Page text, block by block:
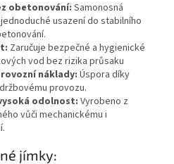
obetonování: Samonosná
usazení do stabilního
Zaručuje bezpečné a hygienické
vod bez rizika průsaku
náklady: Úspora díky
provozu.
odolnost: Vyrobeno z
vůči mechanickému i
jímky: